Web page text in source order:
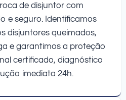
de disjuntor com
e seguro. Identificamos
disjuntores queimados,
e garantimos a proteção
certificado, diagnóstico
imediata 24h.